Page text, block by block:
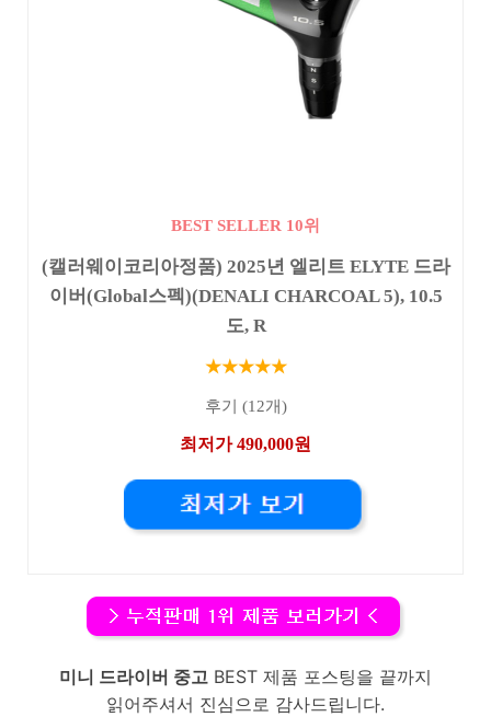
BEST SELLER 10위
(캘러웨이코리아정품) 2025년 엘리트 ELYTE 드라
이버(Global스펙)(DENALI CHARCOAL 5), 10.5
도, R
★★★★★
후기 (12개)
최저가 490,000원
미니 드라이버 중고 BEST 제품 포스팅을 끝까지
읽어주셔서 진심으로 감사드립니다.